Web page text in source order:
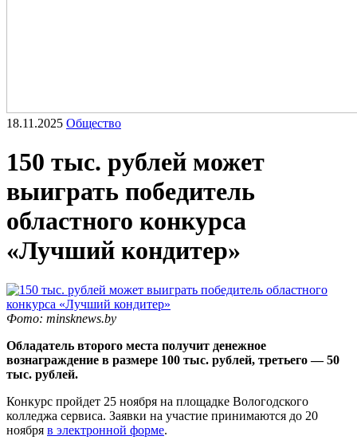
18.11.2025 Общество
150 тыс. рублей может
выиграть победитель
областного конкурса
«Лучший кондитер»
Фото: minsknews.by
Обладатель второго места получит денежное
вознаграждение в размере 100 тыс. рублей, третьего — 50
тыс. рублей.
Конкурс пройдет 25 ноября на площадке Вологодского
колледжа сервиса. Заявки на участие принимаются до 20
ноября в электронной форме.